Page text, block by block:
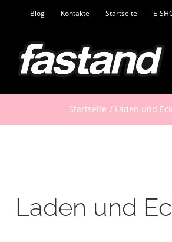
springen
Blog Kontakte Startseite E-
Startseite Laden und
Laden und